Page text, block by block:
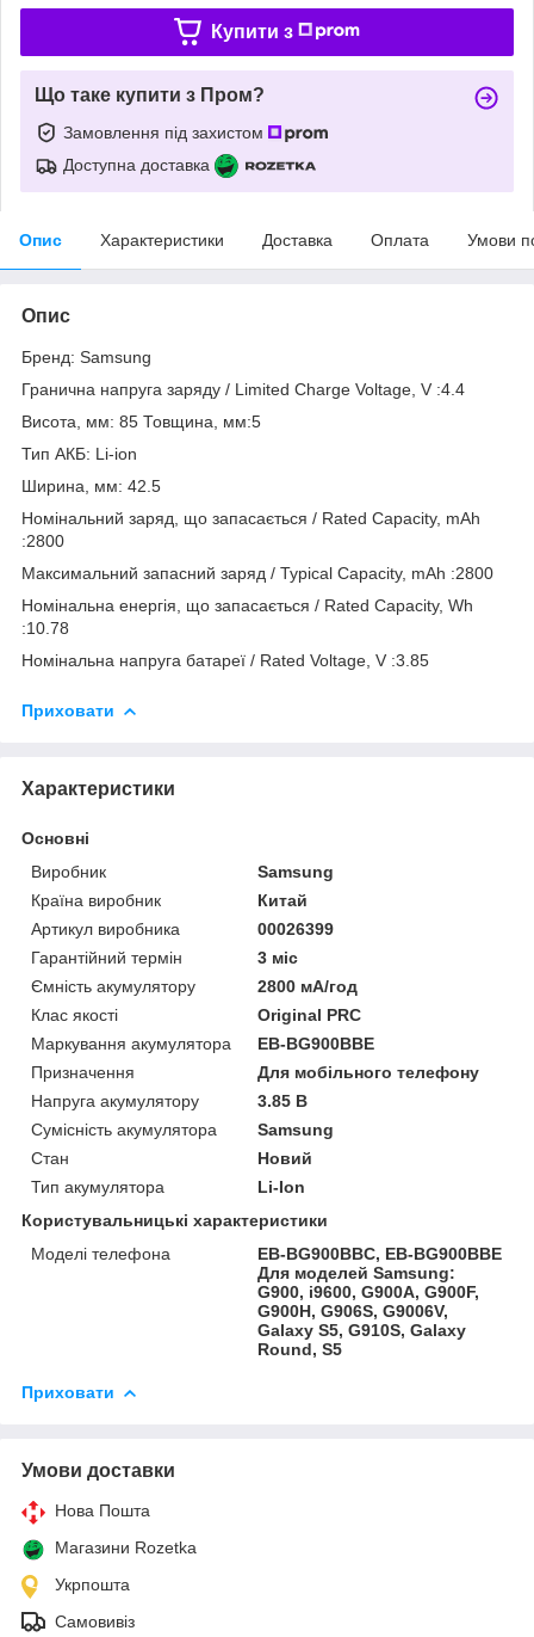
Купити з
Що таке купити з Пром?
Замовлення під захистом
Доступна доставка
Опис Характеристики Доставка Оплата Умови
Опис
Бренд: Samsung
Гранична напруга заряду / Limited Charge Voltage, V :4.4
Висота, мм: 85 Товщина, мм:5
Тип АКБ: Li-ion
Ширина, мм: 42.5
Номінальний заряд, що запасається / Rated Capacity, mAh
:2800
Максимальний запасний заряд / Typical Capacity, mAh :2800
Номінальна енергія, що запасається / Rated Capacity, Wh
:10.78
Номінальна напруга батареї / Rated Voltage, V :3.85
Приховати
Характеристики
Основні
Виробник
Samsung
Країна виробник
Китай
Артикул виробника
00026399
Гарантійний термін
3 міс
Ємність акумулятору
2800 мА/год
Клас якості
Original PRC
Маркування акумулятора
EB-BG900BBE
Призначення
Для мобільного телефону
Напруга акумулятору
3.85 В
Сумісність акумулятора
Samsung
Стан
Новий
Тип акумулятора
Li-Ion
Користувальницькі характеристики
Моделі телефона
EB-BG900BBC, EB-BG900BBE
Для моделей Samsung:
G900, i9600, G900A, G900F,
G900H, G906S, G9006V,
Galaxy S5, G910S, Galaxy
Round, S5
Приховати
Умови доставки
Нова Пошта
Магазини Rozetka
Укрпошта
Самовивіз